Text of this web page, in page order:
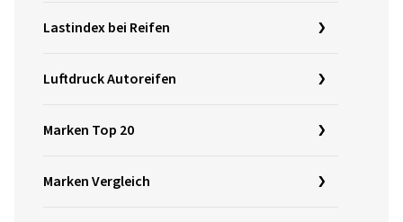
Lastindex bei Reifen
Luftdruck Autoreifen
Marken Top 20
Marken Vergleich